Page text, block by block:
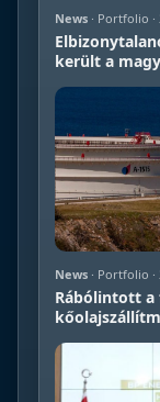
News · Portfolio ·
került a
News · Portfolio ·
Rábólintott